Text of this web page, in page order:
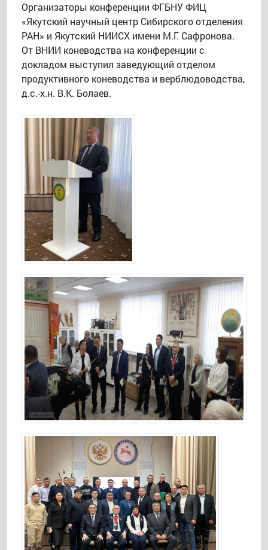
Организаторы конференции ФГБНУ ФИЦ
«Якутский научный центр Сибирского отделения
РАН» и Якутский НИИСХ имени М.Г. Сафронова.
От ВНИИ коневодства на конференции с
докладом выступил заведующий отделом
продуктивного коневодства и верблюдоводства,
д.с.-х.н. В.К. Болаев.